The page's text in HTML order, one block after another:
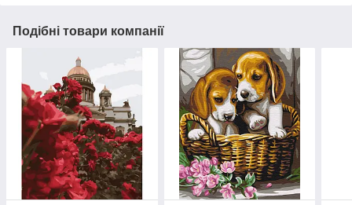
Подібні товари компанії